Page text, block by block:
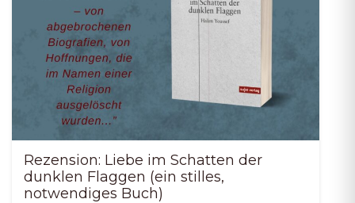
Rezension: Liebe im Schatten der
dunklen Flaggen (ein stilles,
notwendiges Buch)